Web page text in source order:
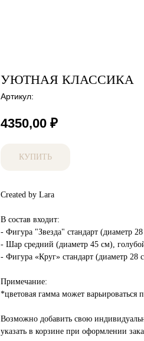
УЮТНАЯ КЛАССИКА
Артикул:
4350,00 ₽
КУПИТЬ
Created by Lara
В состав входит:
- Фигура "Звезда" стандарт (диаметр
- Шар средний (диаметр 45 см),
- Фигура «Круг» стандарт (диаметр
Примечание:
*цветовая гамма может
Возможно добавить свою
указать в корзине при оформлении